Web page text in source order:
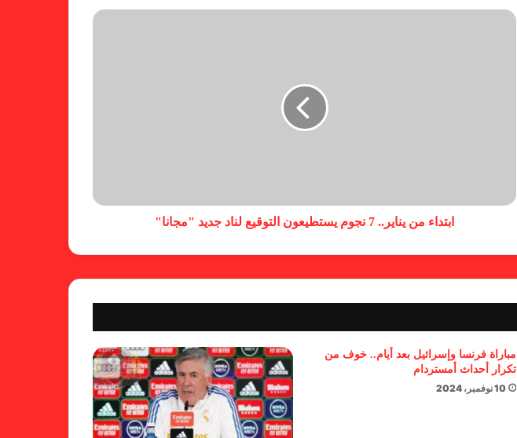
ومبابي يخطف الأضواء
فالنسيا يصعق برشلونة بثلاثية مثيرة
في ختام الليجا
العربية للسيدات 2026 الشيخة حياة
آل خليفة: الشارقة تقدم نموذجاً عربياً
متقدماً في تنظيم الرياضة النسائية
منتخب فرنسا
بسبب تصريحات مهينة.. إيقاف حكم
في الدوري الإنجليزي
ابتداء من يناير.. 7 نجوم يستطيعون التوقيع لناد جديد "مجانا"
مباراة فرنسا وإسرائيل بعد أيام.. خوف من
تكرار أحداث أمستردام
10 نوفمبر، 2024